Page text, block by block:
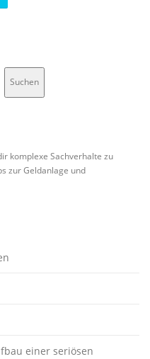
Suchen
komplexe Sachverhalte zu
zur Geldanlage und
einer seriösen